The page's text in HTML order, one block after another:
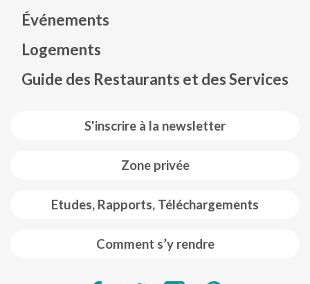
S'inscrire à la newsletter
Zone privée
Etudes, Rapports, Téléchargements
Comment s’y rendre
Événements
Logements
Guide des Restaurants et des Services